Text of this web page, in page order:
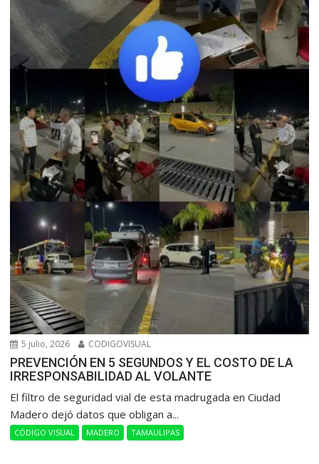
5 julio, 2026 CODIGOVISUAL
PREVENCIÓN EN 5 SEGUNDOS Y EL COSTO DE LA
IRRESPONSABILIDAD AL VOLANTE
​El filtro de seguridad vial de esta madrugada en Ciudad
Madero dejó datos que obligan a...
CÓDIGO VISUAL MADERO TAMAULIPAS